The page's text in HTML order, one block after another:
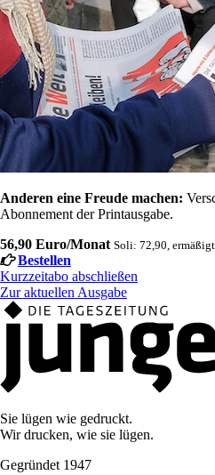
Anderen eine Freude machen:
Abonnement der Printausgabe.
56,90 Euro/Monat Soli: 72,90,
Bestellen
Kurzzeitabo abschließen
Zur aktuellen Ausgabe
Sie lügen wie gedruckt.
Wir drucken, wie sie lügen.
Gegründet 1947